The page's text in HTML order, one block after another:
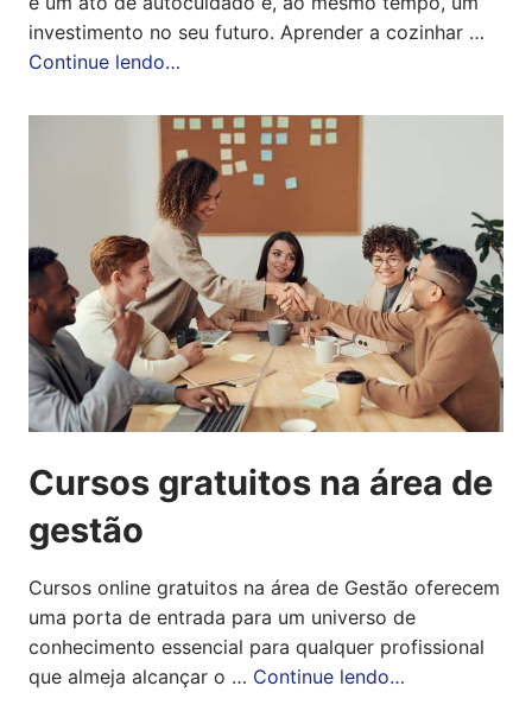
investimento no seu futuro. Aprender a cozinhar …
Continue lendo…
Cursos gratuitos na área de
gestão
Cursos online gratuitos na área de Gestão oferecem
uma porta de entrada para um universo de
conhecimento essencial para qualquer profissional
que almeja alcançar o … Continue lendo…